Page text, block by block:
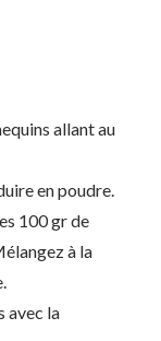
allant au
en poudre.
100 gr de
à la
avec la